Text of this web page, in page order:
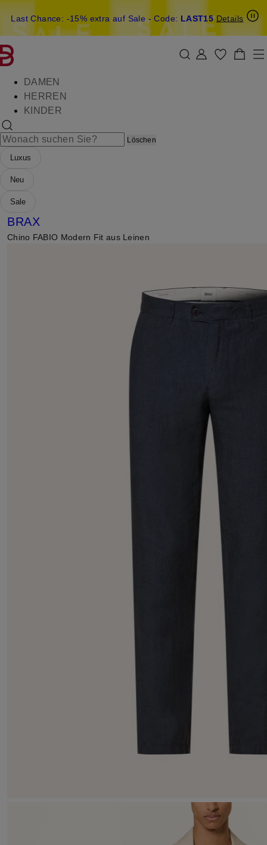
ZUM HAUPTINHALT ÜBERSPRINGEN ZUM SUCHFELD
Last Chance: -15% extra auf Sale- Code: LAST15 Details
15€-Willkommensgutschein mit Beyond sichern
DAMEN
HERREN
KINDER
Löschen
Luxus
Neu
Sale
BRAX
Chino FABIO Modern Fit aus Leinen